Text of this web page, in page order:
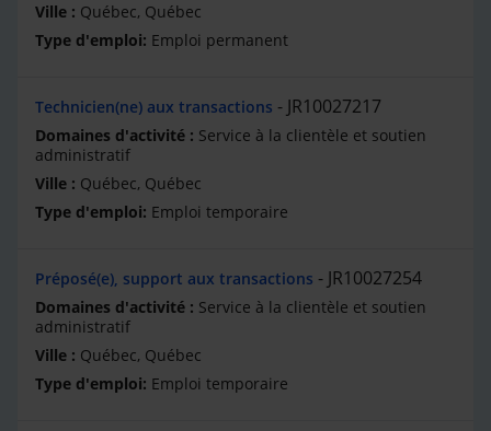
Québec, Québec
Emploi permanent
Technicien(ne) aux transactions JR10027217
Service à la clientèle et soutien
administratif
Québec, Québec
Emploi temporaire
Préposé(e), support aux transactions JR10027254
Service à la clientèle et soutien
administratif
Québec, Québec
Emploi temporaire